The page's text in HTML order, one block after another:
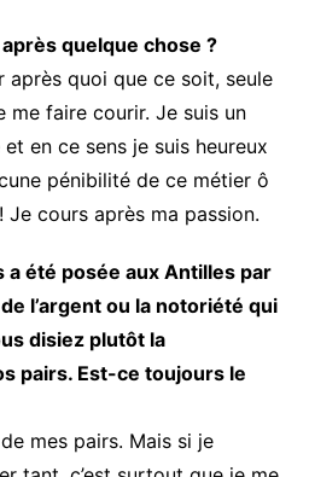
quelque chose ?
après quoi que ce soit, seule
me faire courir. Je suis un
en ce sens je suis heureux
pénibilité de ce métier ô
Je cours après ma passion.
a été posée aux Antilles par
l’argent ou la notoriété qui
disiez plutôt la
pairs. Est-ce toujours le
mes pairs. Mais si je